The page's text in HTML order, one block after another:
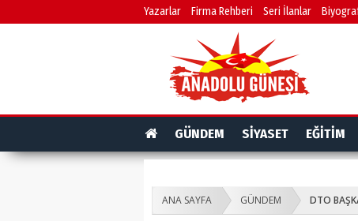
Yazarlar Firma Rehberi Seri İlanlar
GÜNDEM SİYASET EĞİTİM
ANA SAYFA GÜNDEM DTO